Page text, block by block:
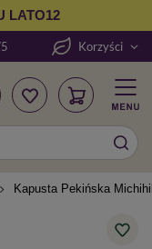
LATO12
Korzyści
Kapusta Pekińska